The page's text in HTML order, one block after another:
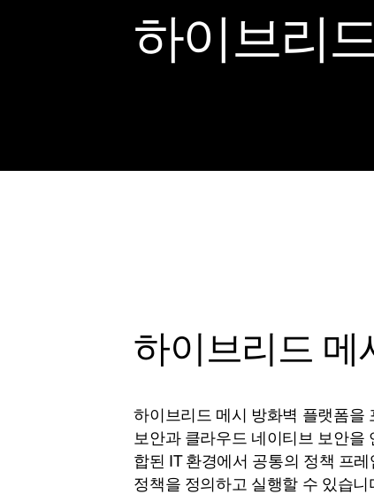
하이브리
하이브리드 메
하이브리드 메시 방화벽 플랫폼을
보안과 클라우드 네이티브 보안을
합된 IT 환경에서 공통의 정책 프
정책을 정의하고 실행할 수 있습